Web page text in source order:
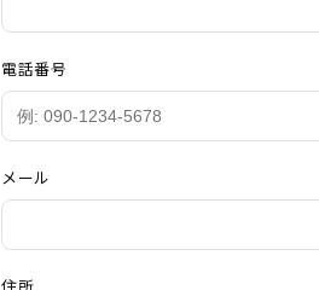
電話番号
メール
住所